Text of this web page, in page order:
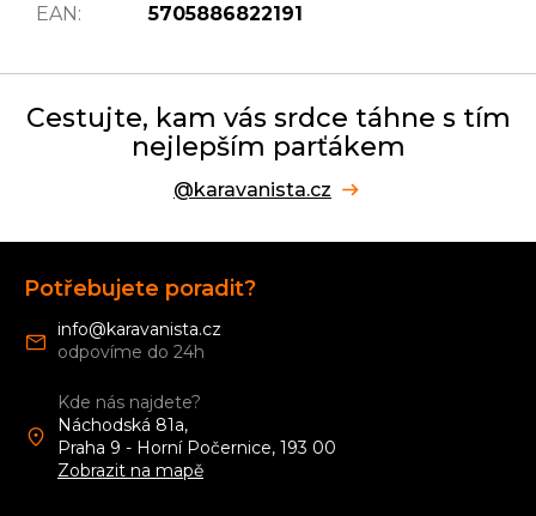
EAN: 5705886822191
Cestujte, kam vás srdce táhne s tím
nejlepším parťákem
@karavanista.cz
Potřebujete poradit?
info@karavanista.cz
Kde nás najdete?
Náchodská 81a,
Praha 9 - Horní Počernice, 193 00
Zobrazit na mapě